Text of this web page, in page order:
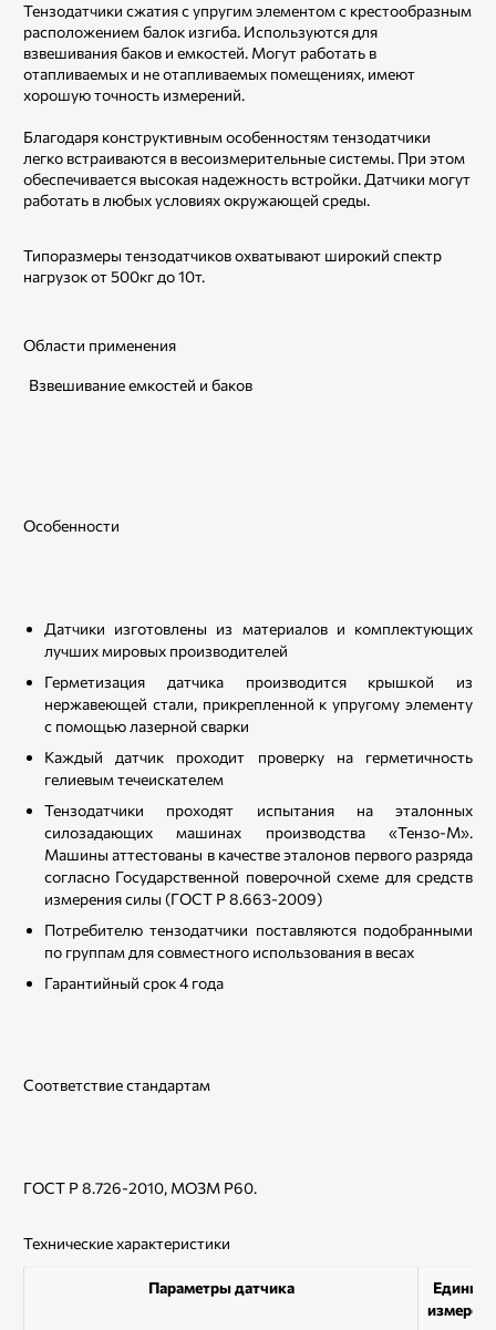
Тензодатчики сжатия с упругим элементом с крестообразным
расположением балок изгиба. Используются для
взвешивания баков и емкостей. Могут работать в
отапливаемых и не отапливаемых помещениях, имеют
хорошую точность измерений.
Благодаря конструктивным особенностям тензодатчики
легко встраиваются в весоизмерительные системы. При этом
обеспечивается высокая надежность встройки. Датчики могут
работать в любых условиях окружающей среды.
Типоразмеры тензодатчиков охватывают широкий спектр
нагрузок от 500кг до 10т.
Области применения
Взвешивание емкостей и баков
Особенности
Датчики изготовлены из материалов и комплектующих
лучших мировых производителей
Герметизация датчика производится крышкой из
нержавеющей стали, прикрепленной к упругому элементу
с помощью лазерной сварки
Каждый датчик проходит проверку на герметичность
гелиевым течеискателем
Тензодатчики проходят испытания на эталонных
силозадающих машинах производства «Тензо-М».
Машины аттестованы в качестве эталонов первого разряда
согласно Государственной поверочной схеме для средств
измерения силы (ГОСТ Р 8.663-2009)
Потребителю тензодатчики поставляются подобранными
по группам для совместного использования в весах
Гарантийный срок 4 года
Соответствие стандартам
ГОСТ Р 8.726-2010, МОЗМ Р60.
Технические характеристики
Параметры датчика